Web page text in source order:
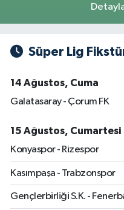
Süper Lig
14 Ağustos, Cuma
Galatasaray - Çorum FK
15 Ağustos, Cumartesi
Konyaspor - Rizespor
Kasımpaşa - Trabzonspor
Gençlerbirliği S.K. -